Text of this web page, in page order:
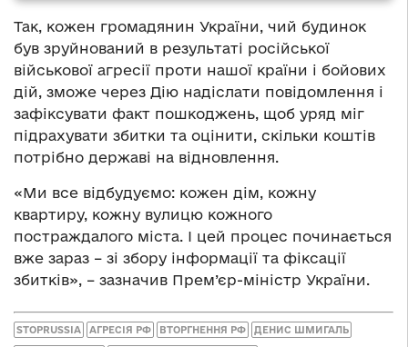
Так, кожен громадянин України, чий будинок
був зруйнований в результаті російської
військової агресії проти нашої країни і бойових
дій, зможе через Дію надіслати повідомлення і
зафіксувати факт пошкоджень, щоб уряд міг
підрахувати збитки та оцінити, скільки коштів
потрібно державі на відновлення.
«Ми все відбудуємо: кожен дім, кожну
квартиру, кожну вулицю кожного
постраждалого міста. І цей процес починається
вже зараз – зі збору інформації та фіксації
збитків», – зазначив Прем’єр-міністр України.
STOPRUSSIA АГРЕСІЯ РФ ВТОРГНЕННЯ РФ ДЕНИС ШМИГАЛЬ